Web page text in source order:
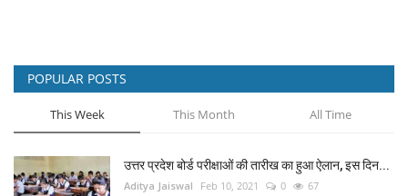
POPULAR POSTS
This Week This Month All Time
उत्तर प्रदेश बोर्ड परीक्षाओं की तारीख का हुआ ऐलान, इस दिन...
Aditya Jaiswal Feb 10, 2021 0 67